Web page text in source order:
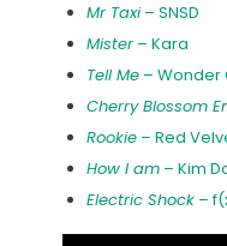
Mr Taxi– SNSD
Mister– Kara
Tell Me– Wonder
Cherry Blossom
Rookie– Red
How I am– Kim
Electric Shock–